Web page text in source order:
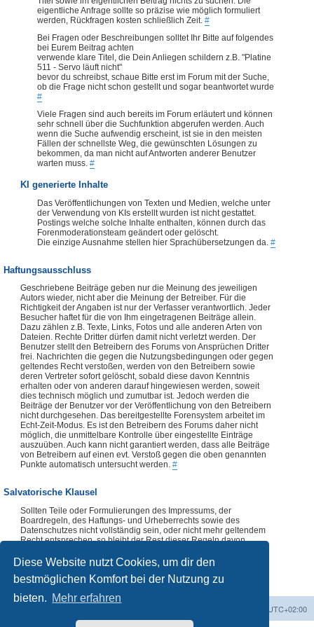
Diese Website nutzt Cookies, um dir den
bestmöglichen Komfort bei der Nutzung zu
bieten. Mehr erfahren
eigentliche Anfrage sollte so präzise wie möglich formuliert
werden, Rückfragen kosten schließlich Zeit. #
Bei Fragen oder Beschreibungen solltet Ihr Bitte auf folgendes
bei Eurem Beitrag achten
verwende klare Titel, die Dein Anliegen schildern z.B. "Platine
511 - Servo läuft nicht"
bevor du schreibst, schaue Bitte erst im Forum mit der Suche,
ob die Frage nicht schon gestellt und sogar beantwortet wurde
#
Viele Fragen sind auch bereits im Forum erläutert und können
sehr schnell über die Suchfunktion abgerufen werden. Auch
wenn die Suche aufwendig erscheint, ist sie in den meisten
Fällen der schnellste Weg, die gewünschten Lösungen zu
bekommen, da man nicht auf Antworten anderer Benutzer
warten muss. #
KI generierte Inhalte
Das Veröffentlichungen von Texten und Medien, welche unter
der Verwendung von KIs erstellt wurden ist nicht gestattet.
Postings welche solche Inhalte enthalten, können durch das
Forenmoderationsteam geändert oder gelöscht.
Die einzige Ausnahme stellen hier Sprachübersetzungen da. #
Haftungsausschluss
Geschriebene Beiträge geben nur die Meinung des jeweiligen
Autors wieder, nicht aber die Meinung der Betreiber. Für die
Richtigkeit der Angaben ist nur der Verfasser verantwortlich. Jeder
Besucher haftet für die von Ihm eingetragenen Beiträge allein.
Dazu zählen z.B. Texte, Links, Fotos und alle anderen Arten von
Dateien. Rechte Dritter dürfen damit nicht verletzt werden. Der
Benutzer stellt den Betreibern des Forums von Ansprüchen Dritter
frei. Nachrichten die gegen die Nutzungsbedingungen oder gegen
geltendes Recht verstoßen, werden von den Betreibern sowie
deren Vertreter sofort gelöscht, sobald diese davon Kenntnis
erhalten oder von anderen darauf hingewiesen werden, soweit
dies technisch möglich und zumutbar ist. Jedoch werden die
Beiträge der Benutzer vor der Veröffentlichung von den Betreibern
nicht durchgesehen. Das bereitgestellte Forensystem arbeitet im
Echt-Zeit-Modus. Es ist den Betreibern des Forums daher nicht
möglich, die unmittelbare Kontrolle über eingestellte Einträge
auszuüben. Auch kann nicht garantiert werden, dass alle Beiträge
von Betreibern auf einen evt. Verstoß gegen die oben genannten
Punkte automatisch untersucht werden. #
Salvatorische Klausel
Sollten Teile oder Formulierungen des Impressums, der
Boardregeln, des Haftungs- und Urheberrechts sowie des
Datenschutzes nicht vollständig sein, oder nicht mehr geltendem
Recht entsprechen, so bleibt der Rest dieser Regeln davon
auszugsweise, ist ohne vorherige Abklärung mit dem Forenteam
nicht zulässig.#
UTC+02:00